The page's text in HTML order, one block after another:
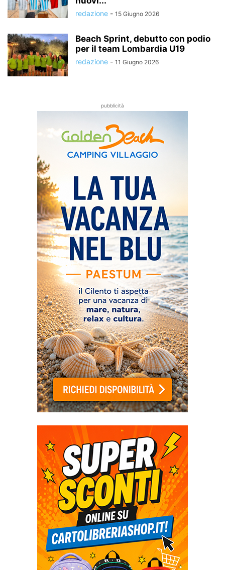
redazione - 15 Giugno 2026
Beach Sprint, debutto con podio
per il team Lombardia U19
redazione - 11 Giugno 2026
pubblicità